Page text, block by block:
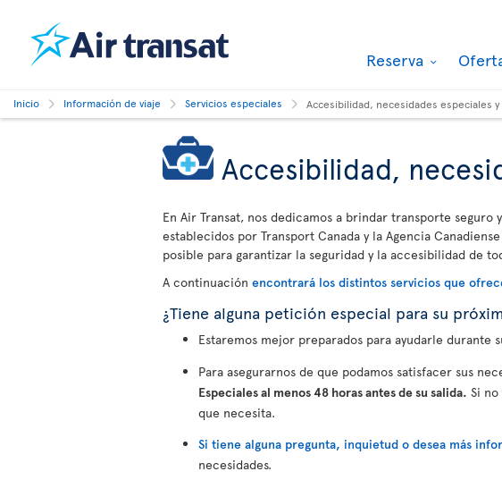
Reserva
Inicio Información de viaje Servicios especiales Accesibilidad, necesidades especiales
Accesibilidad,
En Air Transat, nos dedicamos a brindar transporte
establecidos por Transport Canada y la Agencia
posible para garantizar la seguridad y la accesibilidad de
A continuación encontrará los distintos servicios que
¿Tiene alguna petición especial para su
Estaremos mejor preparados para ayudarle durante
Para asegurarnos de que podamos satisfacer sus
Especiales al menos 48 horas antes de su salida. Si
que necesita.
Si tiene alguna pregunta, inquietud o desea más
necesidades.